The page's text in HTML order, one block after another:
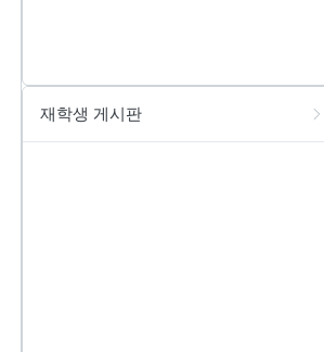
재학생 게시판